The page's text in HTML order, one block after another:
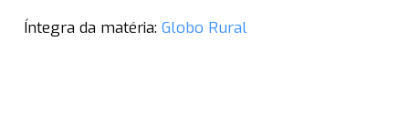
Íntegra da matéria: Globo Rural